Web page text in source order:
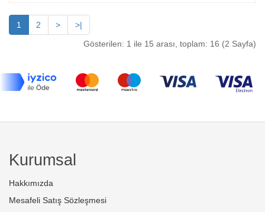
1 2 >
>|
Gösterilen: 1 ile 15 arası, toplam: 16 (2 Sayfa)
Kurumsal
Hakkımızda
Mesafeli Satış Sözleşmesi